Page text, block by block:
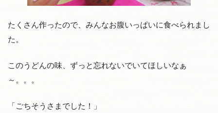
たくさん作ったので、みんなお腹いっぱいに食べられまし
た。
このうどんの味、ずっと忘れないでいてほしいなぁ
～。。。
「ごちそうさまでした！」